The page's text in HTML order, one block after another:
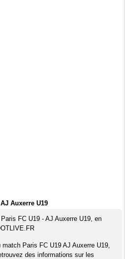
Auxerre U19
FC U19 - AJ Auxerre U19, en
Paris FC U19 AJ Auxerre U19,
des informations sur les